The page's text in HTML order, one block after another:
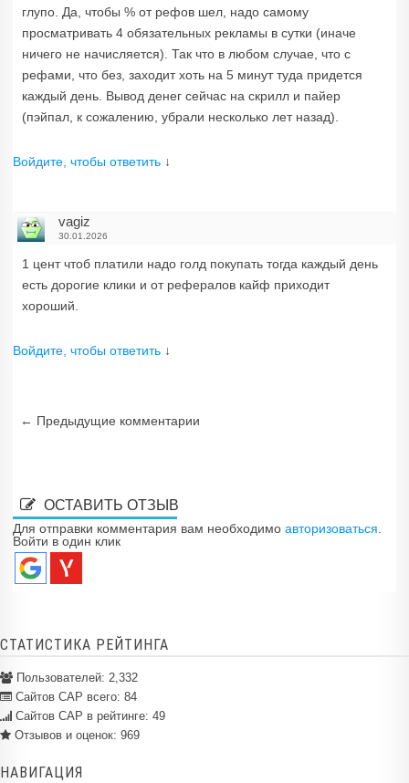
глупо. Да, чтобы % от рефов шел, надо самому
просматривать 4 обязательных рекламы в сутки (иначе
ничего не начисляется). Так что в любом случае, что с
рефами, что без, заходит хоть на 5 минут туда придется
каждый день. Вывод денег сейчас на скрилл и пайер
(пэйпал, к сожалению, убрали несколько лет назад).
Войдите, чтобы ответить ↓
vagiz
30.01.2026
1 цент чтоб платили надо голд покупать тогда каждый день
есть дорогие клики и от рефералов кайф приходит
хороший.
Войдите, чтобы ответить ↓
Навигация по комментариям
← Предыдущие комментарии
ОСТАВИТЬ ОТЗЫВ
Для отправки комментария вам необходимо авторизоваться
Войти в один клик
СТАТИСТИКА РЕЙТИНГА
Пользователей: 2,332
Сайтов САР всего: 84
Сайтов САР в рейтинге: 49
Отзывов и оценок: 969
НАВИГАЦИЯ